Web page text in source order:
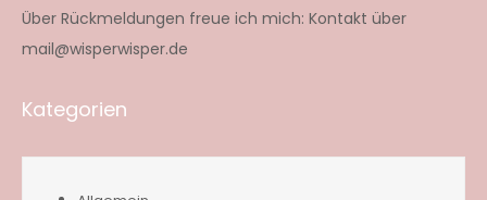
Über Rückmeldungen freue ich mich: Kontakt über
mail@wisperwisper.de
Kategorien